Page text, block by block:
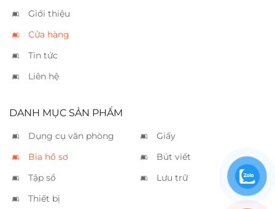
Giới thiệu
Cửa hàng
Tin tức
Liên hệ
DANH MỤC SẢN PHẨM
Dụng cụ văn phòng
Giấy
Bìa hồ sơ
Bút viết
Tập sổ
Lưu trữ
Thiết bị